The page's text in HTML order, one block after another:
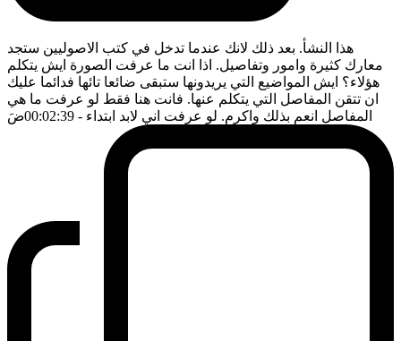
هذا النشأ. بعد ذلك لانك عندما تدخل في كتب الاصوليين ستجد
معارك كثيرة وامور وتفاصيل. اذا انت ما عرفت الصورة ايش يتكلم
هؤلاء؟ ايش المواضيع التي يريدونها ستبقى ضائعا تائها فدائما عليك
ان تتقن المفاصل التي يتكلم عنها. فانت هنا فقط لو عرفت ما هي
المفاصل انعم بذلك واكرم. لو عرفت اني لابد ابتداء - 00:02:39 ضَ